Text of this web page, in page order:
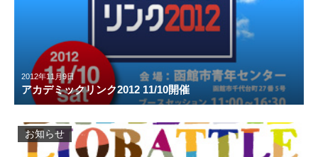
2012年11月9日
アカデミックリンク2012 11/10開催
お知らせ